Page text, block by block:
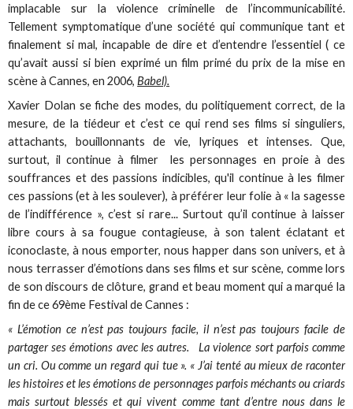
implacable sur la violence criminelle de l’incommunicabilité.
Tellement symptomatique d’une société qui communique tant et
finalement si mal, incapable de dire et d’entendre l’essentiel ( ce
qu’avait aussi si bien exprimé un film primé du prix de la mise en
scène à Cannes, en 2006,Babel).
Xavier Dolan se fiche des modes, du politiquement correct, de la
mesure, de la tiédeur et c’est ce qui rend ses films si singuliers,
attachants, bouillonnants de vie, lyriques et intenses. Que,
surtout, il continue à filmer les personnages en proie à des
souffrances et des passions indicibles, qu'il continue à les filmer
ces passions (et à les soulever), à préférer leur folie à « la sagesse
de l’indifférence », c’est si rare... Surtout qu’il continue à laisser
libre cours à sa fougue contagieuse, à son talent éclatant et
iconoclaste, à nous emporter, nous happer dans son univers, et à
nous terrasser d’émotions dans ses films et sur scène, comme lors
de son discours de clôture, grand et beau moment qui a marqué la
fin de ce 69ème Festival de Cannes :
« L’émotion ce n’est pas toujours facile, il n’est pas toujours facile de
partager ses émotions avec les autres. La violence sort parfois comme
un cri. Ou comme un regard qui tue ». « J’ai tenté au mieux de raconter
les histoires et les émotions de personnages parfois méchants ou criards
mais surtout blessés et qui vivent comme tant d’entre nous dans le